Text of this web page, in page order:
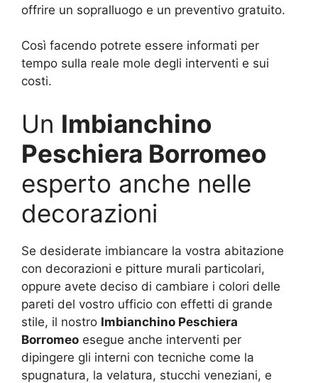
offrire un sopralluogo e un preventivo gratuito.
Così facendo potrete essere informati per
tempo sulla reale mole degli interventi e sui
costi.
Un Imbianchino
Peschiera Borromeo
esperto anche nelle
decorazioni
Se desiderate imbiancare la vostra abitazione
con decorazioni e pitture murali particolari,
oppure avete deciso di cambiare i colori delle
pareti del vostro ufficio con effetti di grande
stile, il nostro Imbianchino Peschiera
Borromeo esegue anche interventi per
dipingere gli interni con tecniche come la
spugnatura, la velatura, stucchi veneziani, e